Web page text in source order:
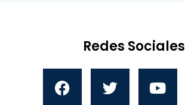
Redes Sociales